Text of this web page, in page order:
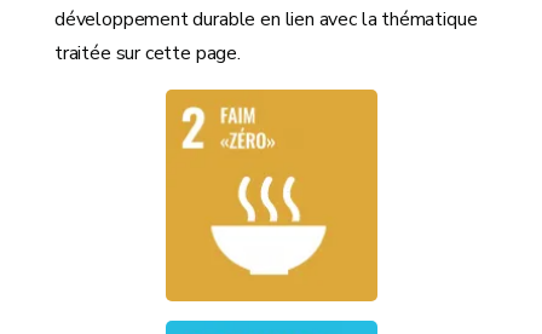
développement durable en lien avec la thématique
traitée sur cette page.